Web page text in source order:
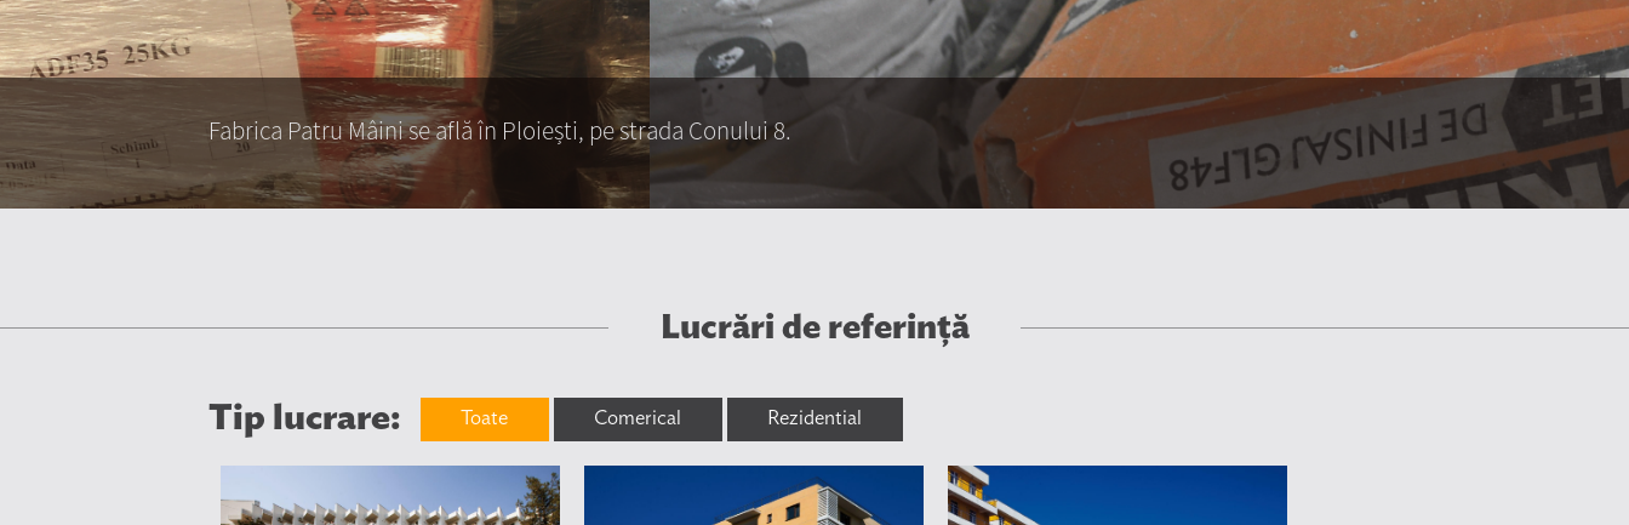
Fabrica Patru Mâini se află în Ploiești, pe strada Conului 8.
Lucrări de referinţă
Tip lucrare: Toate Comerical Rezidential